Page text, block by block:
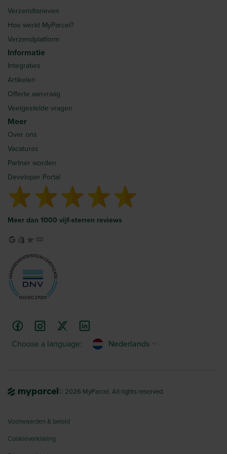
Verzendtarieven
Hoe werkt MyParcel?
Verzendplatform
Informatie
Integraties
Artikelen
Offerte aanvraag
Veelgestelde vragen
Meer
Over ons
Vacatures
Partner worden
Developer Portal
Meer dan 1000 vijf-sterren reviews
Choose a language: Nederlands
© 2026 MyParcel. All rights reserved.
Voorwaarden & beleid
Cookieverklaring